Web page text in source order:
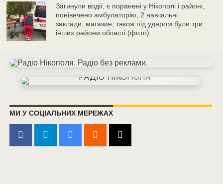
Загинули водії, є поранені у Нікополі і районі,
понівечено амбулаторію, 2 навчальні
заклади, магазин, також під ударом були три
інших райони області (фото)
МИ У СОЦІАЛЬНИХ МЕРЕЖАХ